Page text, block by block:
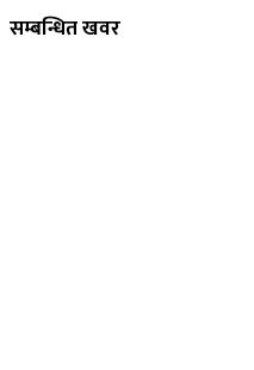
सम्बन्धित खवर